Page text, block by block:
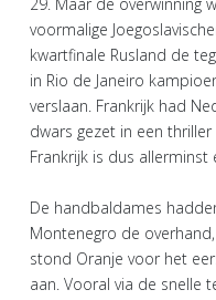
voormalige
kwartfinale Rusland de
in Rio de Janeiro
verslaan. Frankrijk had
dwars gezet in een
Frankrijk is dus
De handbaldames
Montenegro de
stond Oranje voor het
aan. Vooral via de snelle